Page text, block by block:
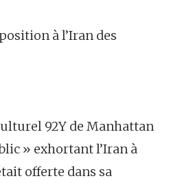
à l’Iran des
92Y de Manhattan
» exhortant l’Iran à
offerte dans sa